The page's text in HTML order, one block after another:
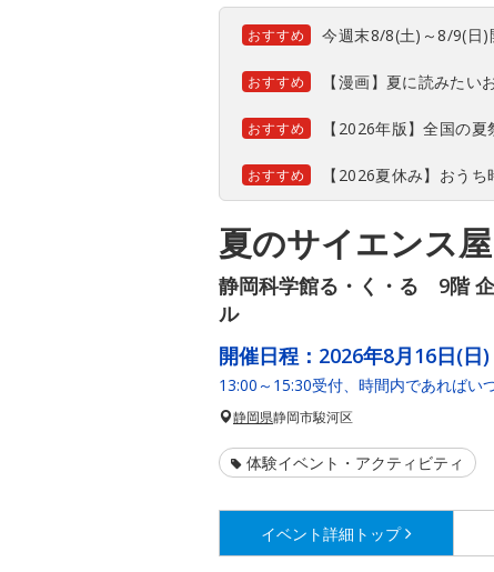
おすすめ 今週末8/8(土)～8/9(日)
おすすめ 【漫画】夏に読みたい
おすすめ 【2026年版】全国の
おすすめ 【2026夏休み】おう
夏のサイエンス
静岡科学館る・く・る 9階
ル
開催日程： 2026年8月16日(日)
13:00～15:30受付、時間内であればい
静岡県静岡市駿河区
体験イベント・アクティビティ
イベント詳細 トップ